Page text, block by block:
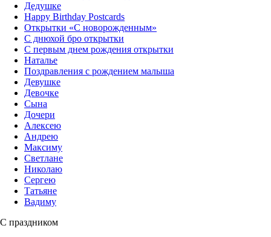
Дедушке
Happy Birthday Postcards
Открытки «‎С новорожденным»
С днюхой бро открытки
С первым днем рождения открытки
Наталье
Поздравления с рождением малыша
Девушке
Девочке
Сына
Дочери
Алексею
Андрею
Максиму
Светлане
Николаю
Сергею
Татьяне
Вадиму
С праздником